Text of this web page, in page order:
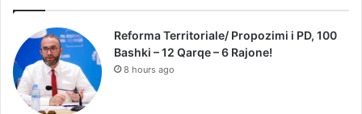
Reforma Territoriale/ Propozimi i PD, 100
Bashki – 12 Qarqe – 6 Rajone!
8 hours ago